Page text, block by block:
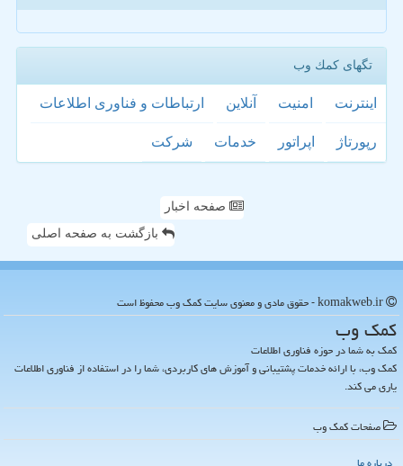
تگهای كمك وب
اینترنت امنیت آنلاین ارتباطات و فناوری اطلاعات
رپورتاژ اپراتور خدمات شركت
صفحه اخبار
بازگشت به صفحه اصلی
كمك وب
کمک به شما در حوزه فناوری اطلاعات
کمک وب، با ارائه خدمات پشتیبانی و آموزش های کاربردی، شما را در استفاده از فناوری اطلاعات
یاری می کند.
صفحات كمك وب